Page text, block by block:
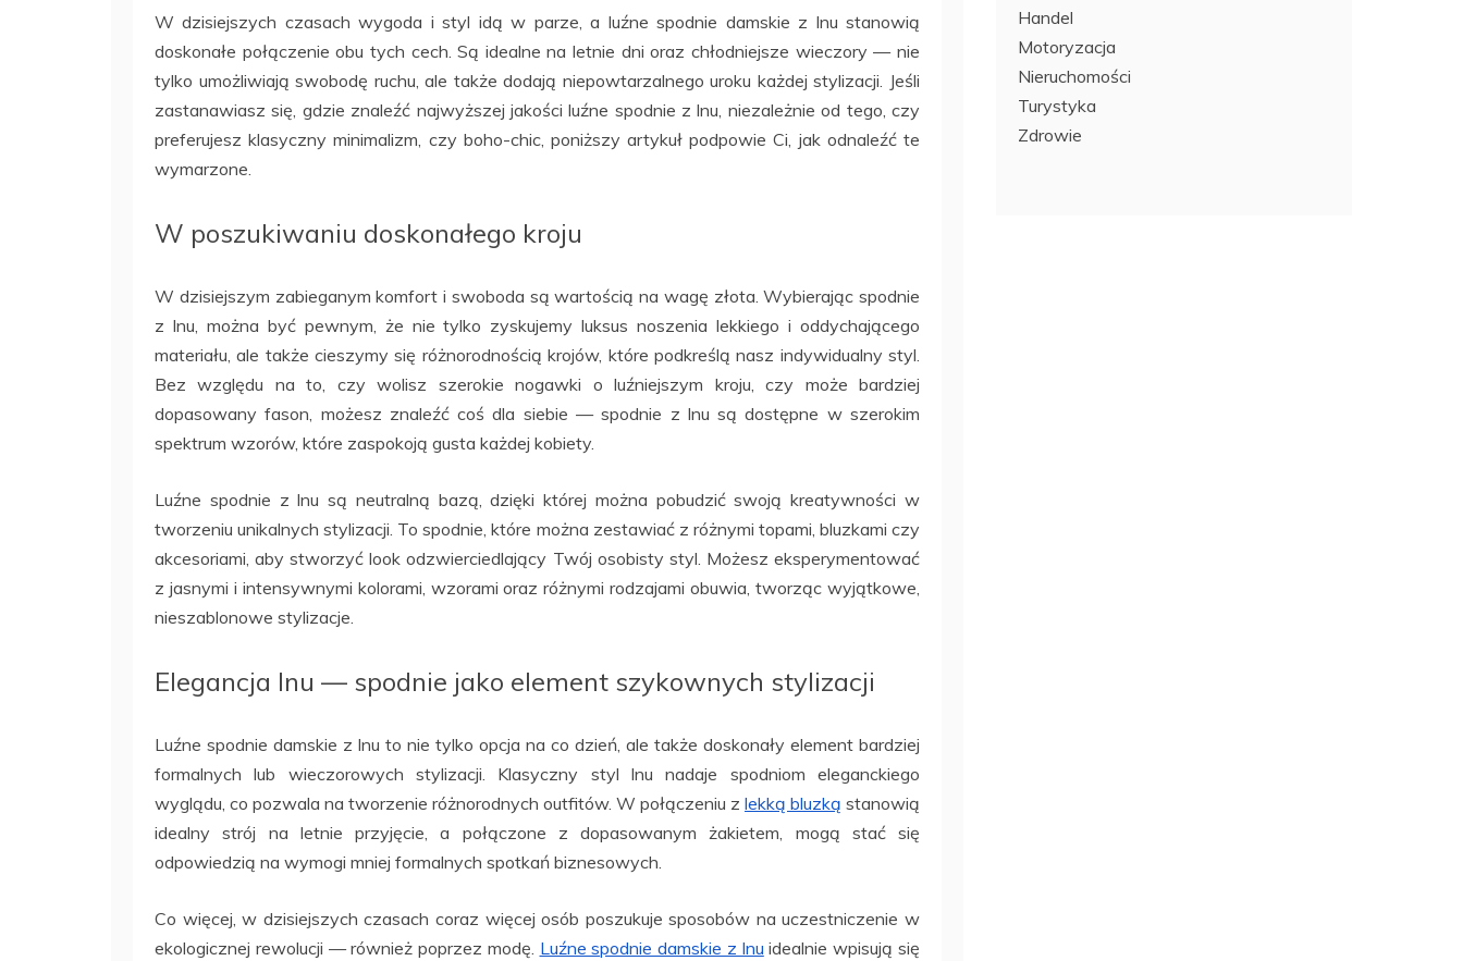
W dzisiejszych czasach wygoda i styl idą w parze, a luźne spodnie damskie z lnu stanowią
doskonałe połączenie obu tych cech. Są idealne na letnie dni oraz chłodniejsze wieczory — nie
tylko umożliwiają swobodę ruchu, ale także dodają niepowtarzalnego uroku każdej stylizacji. Jeśli
zastanawiasz się, gdzie znaleźć najwyższej jakości luźne spodnie z lnu, niezależnie od tego, czy
preferujesz klasyczny minimalizm, czy boho-chic, poniższy artykuł podpowie Ci, jak odnaleźć te
wymarzone.
W poszukiwaniu doskonałego kroju
W dzisiejszym zabieganym komfort i swoboda są wartością na wagę złota. Wybierając spodnie
z lnu, można być pewnym, że nie tylko zyskujemy luksus noszenia lekkiego i oddychającego
materiału, ale także cieszymy się różnorodnością krojów, które podkreślą nasz indywidualny styl.
Bez względu na to, czy wolisz szerokie nogawki o luźniejszym kroju, czy może bardziej
dopasowany fason, możesz znaleźć coś dla siebie — spodnie z lnu są dostępne w szerokim
spektrum wzorów, które zaspokoją gusta każdej kobiety.
Luźne spodnie z lnu są neutralną bazą, dzięki której można pobudzić swoją kreatywności w
tworzeniu unikalnych stylizacji. To spodnie, które można zestawiać z różnymi topami, bluzkami czy
akcesoriami, aby stworzyć look odzwierciedlający Twój osobisty styl. Możesz eksperymentować
z jasnymi i intensywnymi kolorami, wzorami oraz różnymi rodzajami obuwia, tworząc wyjątkowe,
nieszablonowe stylizacje.
Elegancja lnu — spodnie jako element szykownych stylizacji
Luźne spodnie damskie z lnu to nie tylko opcja na co dzień, ale także doskonały element bardziej
formalnych lub wieczorowych stylizacji. Klasyczny styl lnu nadaje spodniom eleganckiego
wyglądu, co pozwala na tworzenie różnorodnych outfitów. W połączeniu z lekką bluzką stanowią
idealny strój na letnie przyjęcie, a połączone z dopasowanym żakietem, mogą stać się
odpowiedzią na wymogi mniej formalnych spotkań biznesowych.
Co więcej, w dzisiejszych czasach coraz więcej osób poszukuje sposobów na uczestniczenie w
ekologicznej rewolucji — również poprzez modę. Luźne spodnie damskie z lnu idealnie wpisują się
Handel
Motoryzacja
Nieruchomości
Turystyka
Zdrowie